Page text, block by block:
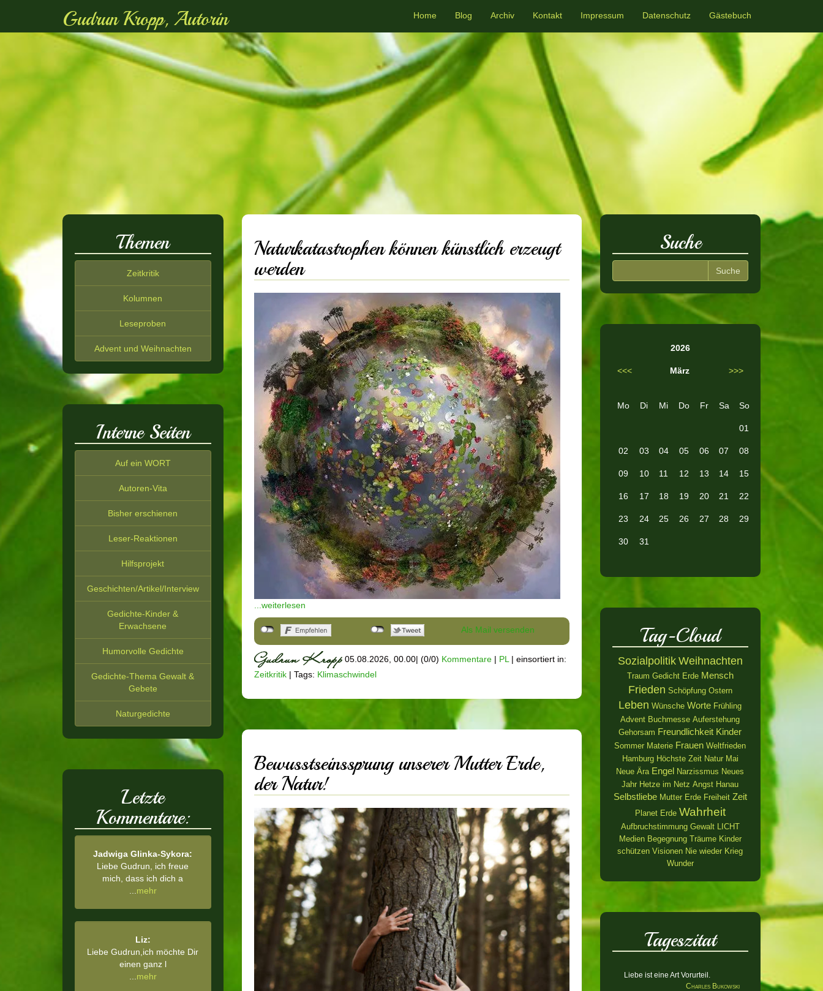
Gudrun Kropp, Autorin Home Blog Archiv Kontakt Impressum Datenschutz Gästebuch
Naturkatastrophen können künstlich erzeugt
werden
...weiterlesen
Als Mail versenden
05.08.2026, 00.00| (0/0) Kommentare| PL | einsortiert in:
Zeitkritik| Tags: Klimaschwindel
Bewusstseinssprung unserer Mutter Erde,
der Natur!
Themen
Zeitkritik
Kolumnen
Leseproben
Advent und Weihnachten
Interne Seiten
Auf ein WORT
Autoren-Vita
Bisher erschienen
Leser-Reaktionen
Hilfsprojekt
Geschichten/Artikel/Interview
Gedichte-Kinder &
Erwachsene
Humorvolle Gedichte
Gedichte-Thema Gewalt &
Gebete
Naturgedichte
Letzte
Kommentare:
Jadwiga Glinka-Sykora:
Liebe Gudrun, ich freue
mich, dass ich dich a
mehr
Liz:
Liebe Gudrun,ich möchte Dir
einen ganz l
mehr
Suche
2026
<<< März >>>
Mo Di Mi Do Fr Sa So
01
02 03 04 05 06 07 08
09 10 11 12 13 14 15
16 17 18 19 20 21 22
23 24 25 26 27 28 29
30 31
Tag-Cloud
Sozialpolitik Weihnachten
Traum Gedicht Erde Mensch
Frieden Schöpfung Ostern
Leben Wünsche Worte Frühling
Advent Buchmesse Auferstehung
Gehorsam Freundlichkeit Kinder
Sommer Materie Frauen Weltfrieden
Hamburg Höchste Zeit Natur Mai
Neue Ära Engel Narzissmus Neues
Jahr Hetze im Netz Angst Hanau
Selbstliebe Mutter Erde Freiheit Zeit
Planet Erde Wahrheit
Aufbruchstimmung Gewalt LICHT
Medien Begegnung Träume Kinder
schützen Visionen Nie wieder Krieg
Wunder
Tageszitat
Liebe ist eine Art Vorurteil.
Charles Bukowski